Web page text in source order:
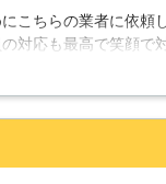
になります。このよ
当社へ早急にご依頼
こちらの業者に依頼
対応も最高で笑顔で
まで責任を持って作